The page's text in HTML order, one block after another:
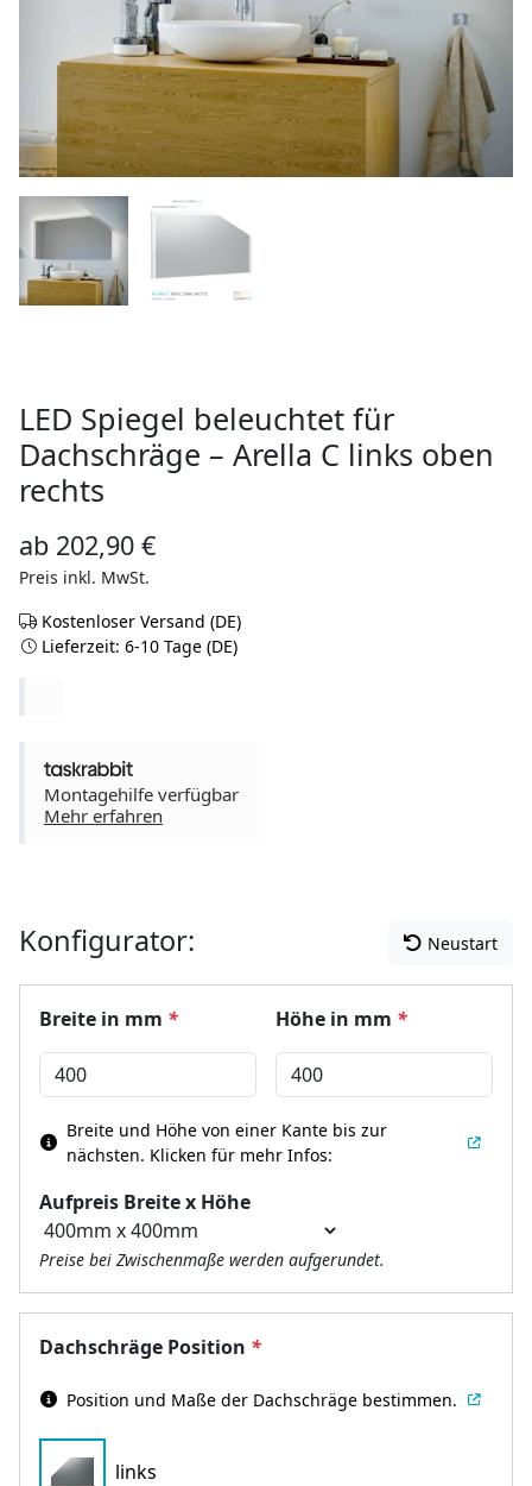
LED Spiegel beleuchtet für
Dachschräge – Arella C links oben
rechts
ab 202,90 €
Preis inkl. MwSt.
Kostenloser Versand (DE)
Lieferzeit: 6-10 Tage (DE)
Montagehilfe verfügbar
Mehr erfahren
Konfigurator: Neustart
Breite in mm * Höhe in mm *
Aufpreis Breite x Höhe
Breite und Höhe von einer Kante bis zur
nächsten. Klicken für mehr Infos:
Preise bei Zwischenmaße werden aufgerundet.
Dachschräge Position *
Position und Maße der Dachschräge bestimmen.
links